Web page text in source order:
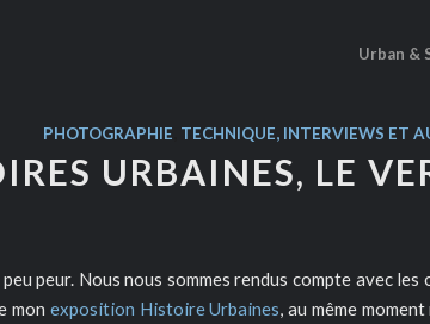
Urban &
PHOTOGRAPHIE TECHNIQUE, INTERVIEWS ET
URBAINES, LE
peur. Nous nous sommes rendus compte avec les
mon exposition Histoire Urbaines, au même